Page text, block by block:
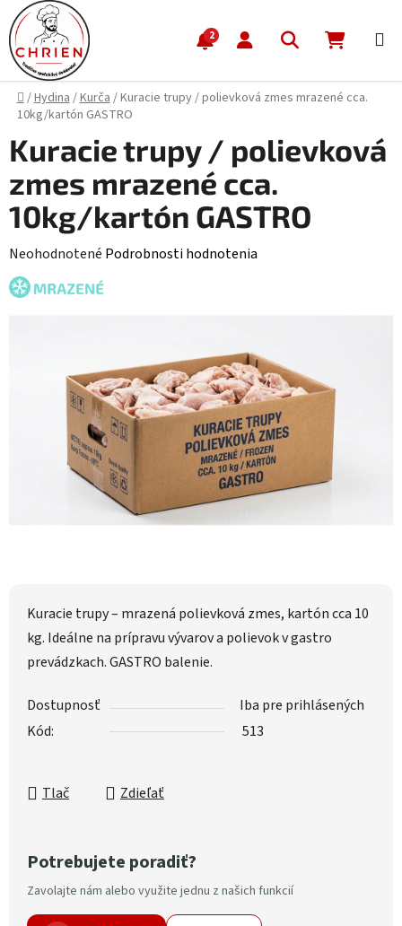
Prejsť na obsah
2 Hľadať
Domov
/Hydina/Kurča/Kuracie trupy / polievková zmes mrazené cca.
10kg/kartón GASTRO
Kuracie trupy – mrazená polievková zmes, kartón cca 10
kg. Ideálne na prípravu vývarov a polievok v gastro
prevádzkach. GASTRO balenie.
Dostupnosť
Iba pre prihlásených
Kód:
513
Tlač Zdieľať
Potrebujete poradiť?
Zavolajte nám alebo využite jednu z našich funkcií
Kuracie trupy / polievková
zmes mrazené cca.
10kg/kartón GASTRO
Priemerné hodnotenie produktu je 0,0 z 5 hviezdičiek.
Neohodnotené Podrobnosti hodnotenia
MRAZENÉ